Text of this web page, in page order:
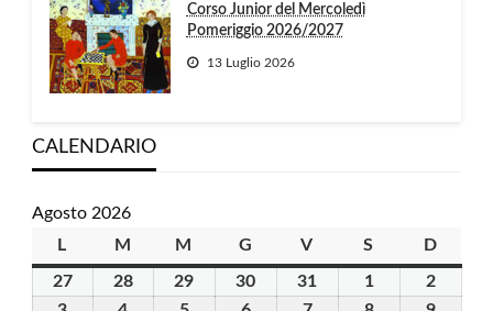
Corso Junior del Mercoledì
Pomeriggio 2026/2027
13 Luglio 2026
CALENDARIO
Agosto 2026
L
M martedì
M mercoledì
G giovedìV venerdì
S sabatoD
2727
2828
29 30 31 11
22